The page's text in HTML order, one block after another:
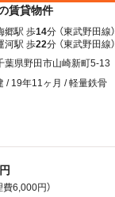
賃貸物件
郷駅 歩14分 （東武野田線）
河駅 歩22分 （東武野田線）
葉県野田市山崎新町5-13
/ 19年11ヶ月 / 軽量鉄骨
費6,000円）